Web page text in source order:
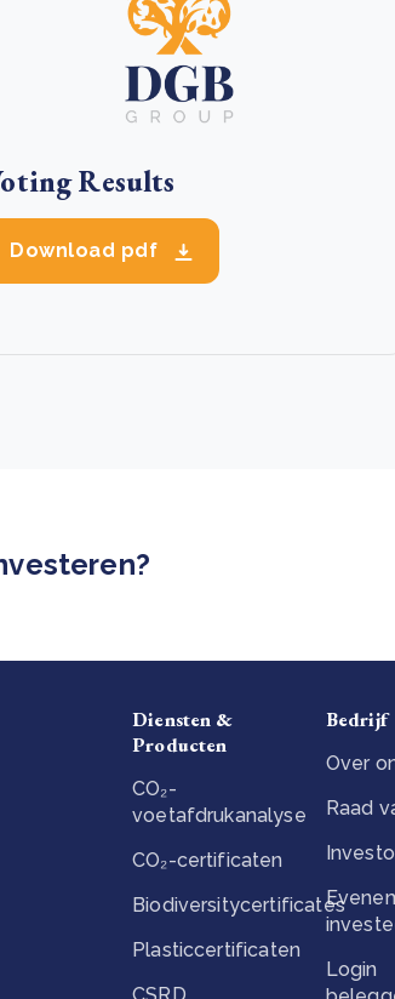
Results
Download pdf
Diensten &
Producten
CO₂-
voetafdrukanalyse
CO₂-certificaten
Biodiversitycertificates
Plasticcertificaten
Bedrijf
Over
Raad
Login